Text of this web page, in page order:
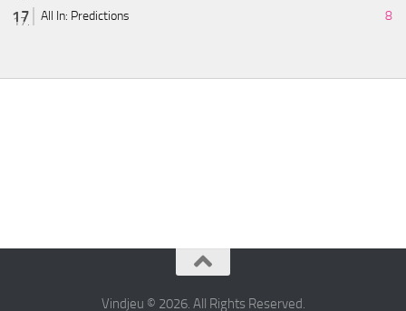
All In: Predictions
8
Vindjeu © 2026. All Rights Reserved.